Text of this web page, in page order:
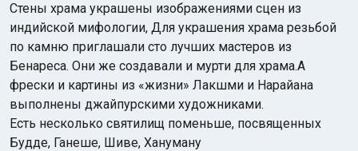
Стены храма украшены изображениями сцен из
индийской мифологии, Для украшения храма резьбой
по камню приглашали сто лучших мастеров из
Бенареса. Они же создавали и мурти для храма.А
фрески и картины из «жизни» Лакшми и Нарайана
выполнены джайпурскими художниками.
Есть несколько святилищ поменьше, посвященных
Будде, Ганеше, Шиве, Хануману